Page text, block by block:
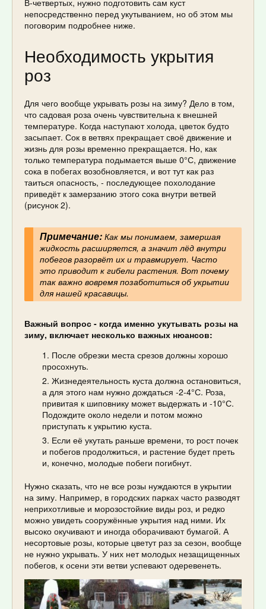
В-четвертых, нужно подготовить сам куст
непосредственно перед укутыванием, но об этом мы
поговорим подробнее ниже.
Необходимость укрытия
роз
Для чего вообще укрывать розы на зиму? Дело в том,
что садовая роза очень чувствительна к внешней
температуре. Когда наступают холода, цветок будто
засыпает. Сок в ветвях прекращает своё движение и
жизнь для розы временно прекращается. Но, как
только температура подымается выше 0°С, движение
сока в побегах возобновляется, и вот тут как раз
таиться опасность, - последующее похолодание
приведёт к замерзанию этого сока внутри ветвей
(рисунок 2).
Примечание:Как мы понимаем, замершая
жидкость расширяется, а значит лёд внутри
побегов разорвёт их и травмирует. Часто
это приводит к гибели растения. Вот почему
так важно вовремя позаботиться об укрытии
для нашей красавицы.
Важный вопрос - когда именно укутывать розы на
зиму, включает несколько важных нюансов:
После обрезки места срезов должны хорошо
просохнуть.
Жизнедеятельность куста должна остановиться,
а для этого нам нужно дождаться -2-4°С. Роза,
привитая к шиповнику может выдержать и -10°С.
Подождите около недели и потом можно
приступать к укрытию куста.
Если её укутать раньше времени, то рост почек
и побегов продолжиться, и растение будет преть
и, конечно, молодые побеги погибнут.
Нужно сказать, что не все розы нуждаются в укрытии
на зиму. Например, в городских парках часто разводят
неприхотливые и морозостойкие виды роз, и редко
можно увидеть сооружённые укрытия над ними. Их
высоко окучивают и иногда оборачивают бумагой. А
несортовые розы, которые цветут раз за сезон, вообще
не нужно укрывать. У них нет молодых незащищенных
побегов, к осени эти ветви успевают одеревенеть.